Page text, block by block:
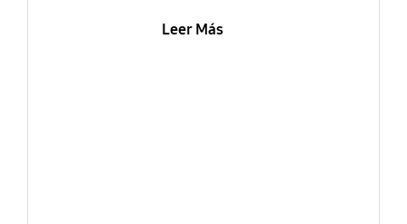
Leer Más